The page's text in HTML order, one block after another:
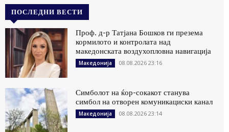
ПОСЛЕДНИ ВЕСТИ
Проф. д-р Татјана Бошков ги презема
кормилото и контролата над
македонската воздухопловна навигација
Македонија 08.08.2026 23:16
Симболот на ќор-сокакот станува
симбол на отворен комуникациски канал
Македонија 08.08.2026 23:14